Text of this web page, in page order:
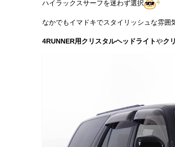
ハイラックスサーフを迷わず選択
なかでもイマドキでスタイリッシュな雰囲
4RUNNER用クリスタルヘッドライトやク